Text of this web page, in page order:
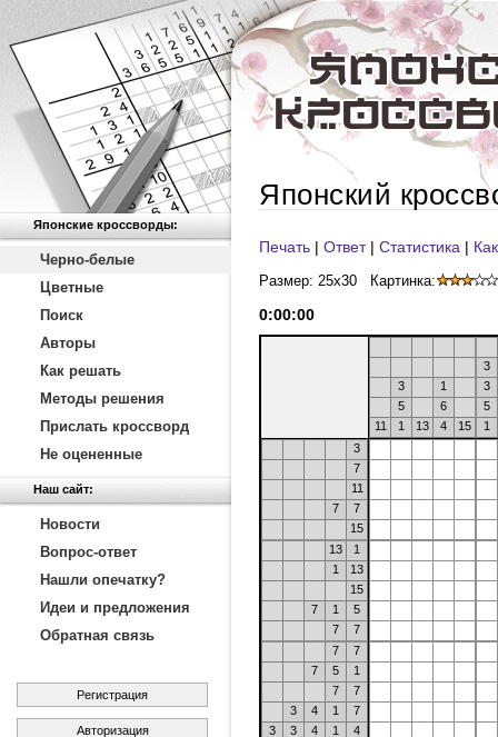
Японские кроссворды:
Черно-белые
Цветные
Поиск
Авторы
Как решать
Методы решения
Прислать кроссворд
Не оцененные
Наш сайт:
Новости
Вопрос-ответ
Нашли опечатку?
Идеи и предложения
Обратная связь
Регистрация
Авторизация
Японский
Печать | Ответ| Статистика |
Размер: 25x30 Картинка:
0:00:00
3
3
1
3
5
6
5
11
1 13 4 15
1
3
7
11
7
7
15
13
1
1
13
15
7
1
5
7
7
7
7
7
5
1
7
7
3
4 1
7
3
3 4 1
4